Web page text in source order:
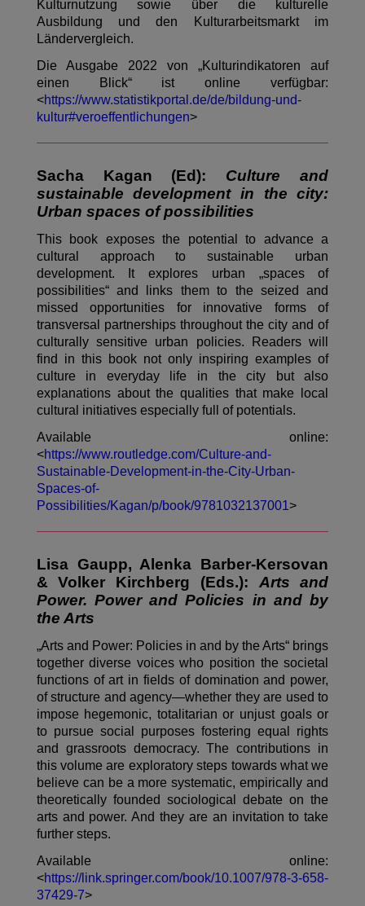
Kulturnutzung sowie über die kulturelle
Ausbildung und den Kulturarbeitsmarkt im
Ländervergleich.
Die Ausgabe 2022 von „Kulturindikatoren auf
einen Blick“ ist online verfügbar:
<https://www.statistikportal.de/de/bildung-und-
kultur#veroeffentlichungen>
Sacha Kagan (Ed): Culture and
sustainable development in the city:
Urban spaces of possibilities
This book exposes the potential to advance a
cultural approach to sustainable urban
development. It explores urban „spaces of
possibilities“ and links them to the seized and
missed opportunities for innovative forms of
transversal partnerships throughout the city and of
culturally sensitive urban policies. Readers will
find in this book not only inspiring examples of
culture in everyday life in the city but also
explanations about the qualities that make local
cultural initiatives especially full of potentials.
Available online:
<https://www.routledge.com/Culture-and-
Sustainable-Development-in-the-City-Urban-
Spaces-of-
Possibilities/Kagan/p/book/9781032137001>
Lisa Gaupp, Alenka Barber-Kersovan
& Volker Kirchberg (Eds.): Arts and
Power. Power and Policies in and by
the Arts
„Arts and Power: Policies in and by the Arts“ brings
together diverse voices who position the societal
functions of art in fields of domination and power,
of structure and agency—whether they are used to
impose hegemonic, totalitarian or unjust goals or
to pursue social purposes fostering equal rights
and grassroots democracy. The contributions in
this volume are exploratory steps towards what we
believe can be a more systematic, empirically and
theoretically founded sociological debate on the
arts and power. And they are an invitation to take
further steps.
Available online:
<https://link.springer.com/book/10.1007/978-3-658-
37429-7>